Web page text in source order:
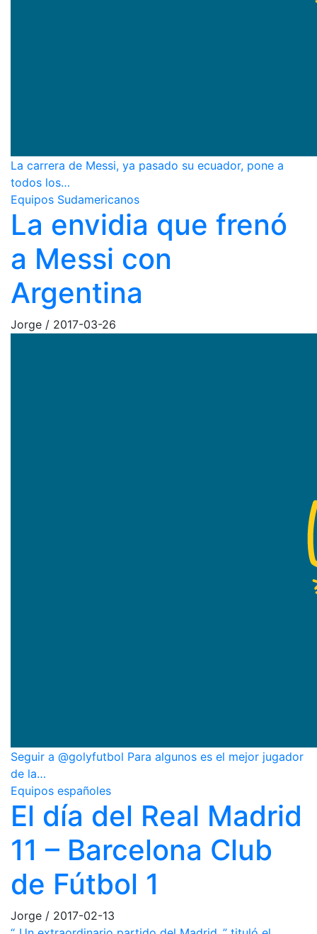
La carrera de Messi, ya pasado su ecuador, pone a
todos los…
Equipos Sudamericanos
La envidia que frenó
a Messi con
Argentina
Jorge / 2017-03-26
Seguir a @golyfutbol Para algunos es el mejor jugador
de la…
Equipos españoles
El día del Real Madrid
11 – Barcelona Club
de Fútbol 1
Jorge / 2017-02-13